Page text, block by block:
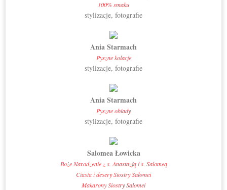
100% smaku
stylizacje, fotografie
Ania Starmach
Pyszne kolacje
stylizacje, fotografie
Ania Starmach
Pyszne obiady
stylizacje, fotografie
Salomea Łowicka
Boże Narodzenie z s. Anastazją i s. Salomeą
Ciasta i desery Siostry Salomei
Makarony Siostry Salomei